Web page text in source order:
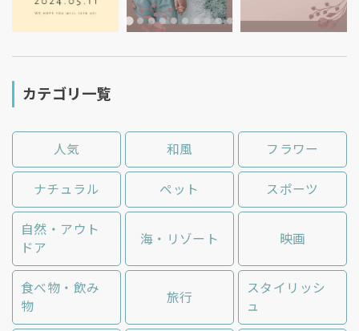
カテゴリ一覧
人気 和風 フラワー
ナチュラル ペット スポーツ
自然・アウト
ドア
海・リゾート 映画
食べ物・飲み
物
旅行
スタイリッシ
ュ